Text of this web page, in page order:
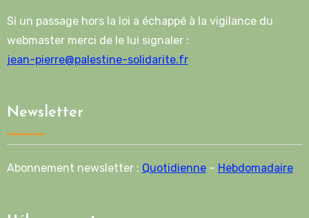
Si un passage hors la loi a échappé à la vigilance du
webmaster merci de le lui signaler :
jean-pierre@palestine-solidarite.fr
Newsletter
Abonnement newsletter : Quotidienne– Hebdomadaire